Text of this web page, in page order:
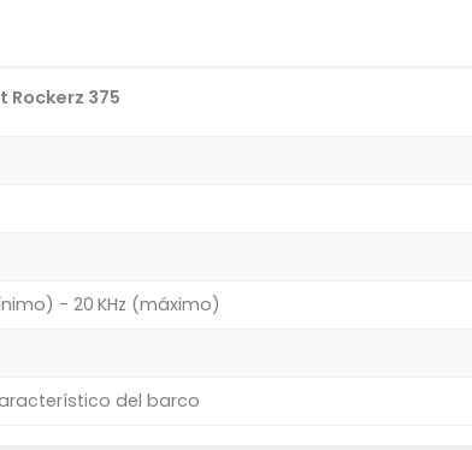
Rockerz 375
- 20 KHz (máximo)
del barco